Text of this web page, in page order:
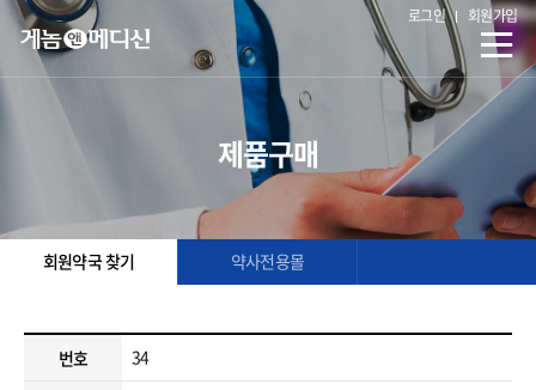
로그인 회원가입
제품구매
회원약국 찾기 약사전용몰
번호
34